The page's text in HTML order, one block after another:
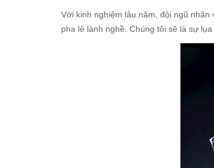
Với kinh nghiệm lâu năm, đội ngũ
pha lê lành nghề. Chúng tôi sẽ là sự